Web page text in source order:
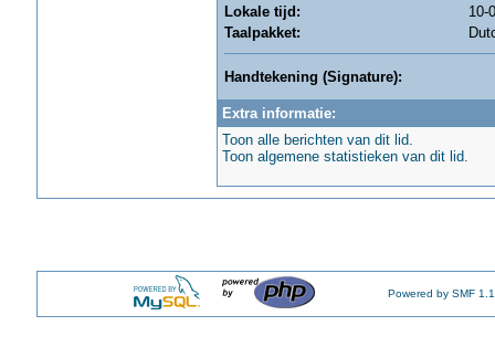
Lokale tijd:
10-
Taalpakket:
Handtekening (Signature):
Extra informatie:
Toon alle berichten van dit lid.
Toon algemene statistieken van dit lid.
Powered by SMF